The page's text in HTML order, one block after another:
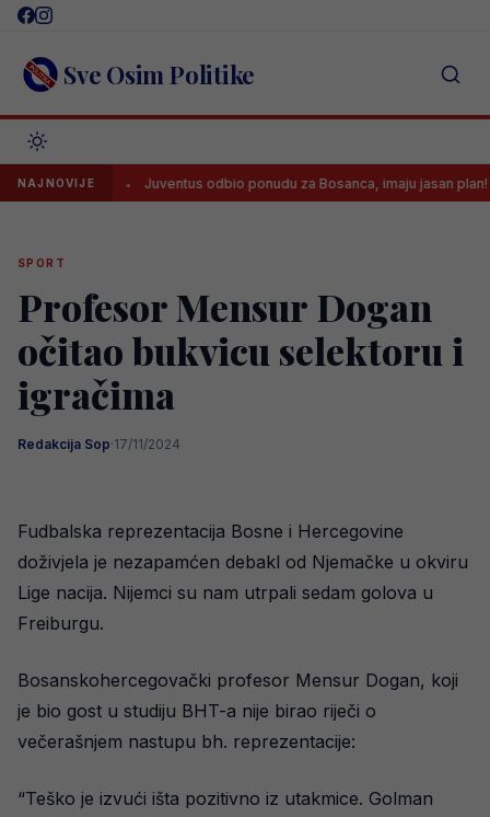
Skip
content Sve Osim Politike
NAJNOVIJEJuventus odbio ponudu za Bosanca, imaju jasan plan!
SPORT
Profesor Mensur Dogan
očitao bukvicu selektoru i
igračima
Redakcija Sop·17/11/2024
Fudbalska reprezentacija Bosne i Hercegovine
doživjela je nezapamćen debakl od Njemačke u okviru
Lige nacija. Nijemci su nam utrpali sedam golova u
Freiburgu.
Bosanskohercegovački profesor Mensur Dogan, koji
je bio gost u studiju BHT-a nije birao riječi o
večerašnjem nastupu bh. reprezentacije:
“Teško je izvući išta pozitivno iz utakmice. Golman